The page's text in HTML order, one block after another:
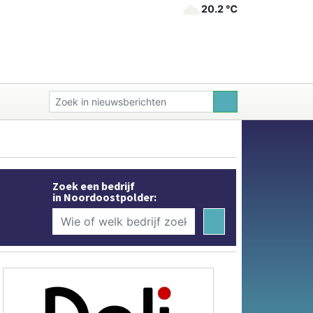
20.2 ℃
Zoek een bedrijf
in Noordoostpolder: